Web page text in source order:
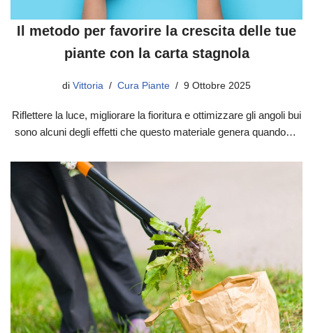
Il metodo per favorire la crescita delle tue
piante con la carta stagnola
di Vittoria Cura Piante 9 Ottobre 2025
Riflettere la luce, migliorare la fioritura e ottimizzare gli angoli bui
sono alcuni degli effetti che questo materiale genera quando…